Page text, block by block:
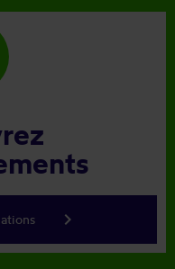
keyboard_arrow_right